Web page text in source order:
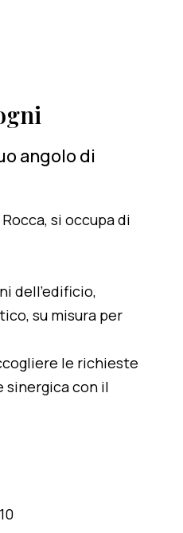
angolo di
si occupa di
dell'edificio,
su misura per
le richieste
sinergica con il